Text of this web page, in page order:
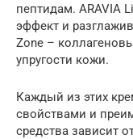
пептидам. ARAVIA
эффект и
Zone –
упругости кожи.
Каждый из этих
свойствами и
средства зависит